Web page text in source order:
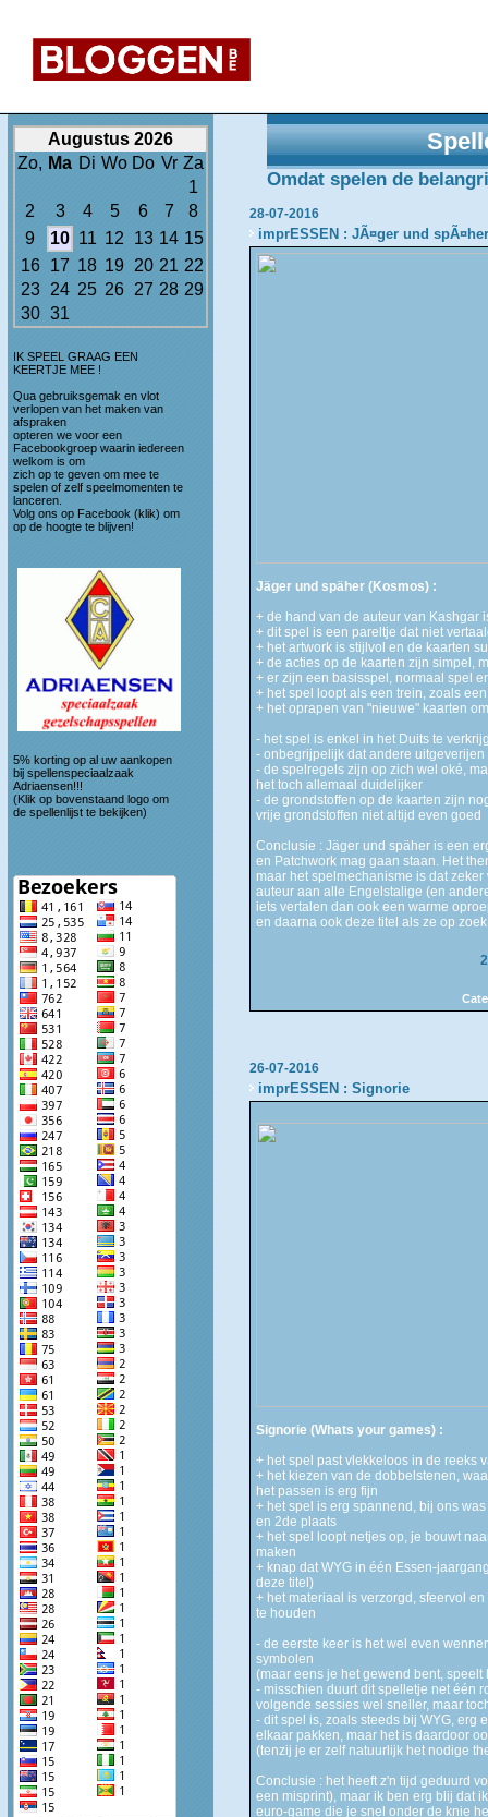
Augustus 2026
Zo, Ma Di Wo Do Vr Za
1
2
3 4 5 6 7
8
9
10 11 12 13 14 15
16
17 18 19 20 21 22
23
24 25 26 27 28 29
30 31
IK SPEEL GRAAG EEN
KEERTJE MEE !
Qua gebruiksgemak en vlot
verlopen van het maken van
afspraken
opteren we voor een
Facebookgroep waarin iedereen
welkom is om
zich op te geven om mee te
spelen of zelf speelmomenten te
lanceren.
Volg ons op Facebook (klik) om
op de hoogte te blijven!
5% korting op al uw aankopen
bij spellenspeciaalzaak
Adriaensen!!!
(Klik op bovenstaand logo om
de spellenlijst te bekijken)
Omdat spelen de
28-07-2016
imprESSEN : JÃ¤ger und spÃ¤her
Jäger und späher (Kosmos) :
+ de hand van de auteur van Kashgar
+ dit spel is een pareltje dat niet
+ het artwork is stijlvol en de kaarten
+ de acties op de kaarten zijn simpel,
+ er zijn een basisspel, normaal spel
+ het spel loopt als een trein, zoals
+ het oprapen van "nieuwe" kaarten
- het spel is enkel in het Duits te
- onbegrijpelijk dat andere
- de spelregels zijn op zich wel oké,
het toch allemaal duidelijker
- de grondstoffen op de kaarten zijn
vrije grondstoffen niet altijd even goed
Conclusie : Jäger und späher is een
en Patchwork mag gaan staan. Het
maar het spelmechanisme is dat
auteur aan alle Engelstalige (en
iets vertalen dan ook een warme
en daarna ook deze titel als ze op
26-07-2016
imprESSEN : Signorie
Signorie (Whats your games) :
+ het spel past vlekkeloos in de reeks
+ het kiezen van de dobbelstenen,
het passen is erg fijn
+ het spel is erg spannend, bij ons
en 2de plaats
+ het spel loopt netjes op, je bouwt
maken
+ knap dat WYG in één Essen-
deze titel)
+ het materiaal is verzorgd, sfeervol
te houden
- de eerste keer is het wel even
symbolen
(maar eens je het gewend bent, speelt
- misschien duurt dit spelletje net één
volgende sessies wel sneller, maar
- dit spel is, zoals steeds bij WYG, erg
elkaar pakken, maar het is daardoor
(tenzij je er zelf natuurlijk het nodige
Conclusie : het heeft z'n tijd geduurd
een misprint), maar ik ben erg blij dat
euro-game die je snel onder de knie